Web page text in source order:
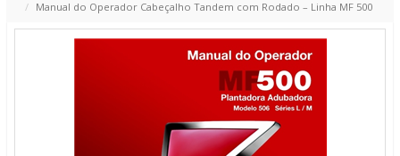
Manual do Operador Cabeçalho Tandem com Rodado – Linha MF 500